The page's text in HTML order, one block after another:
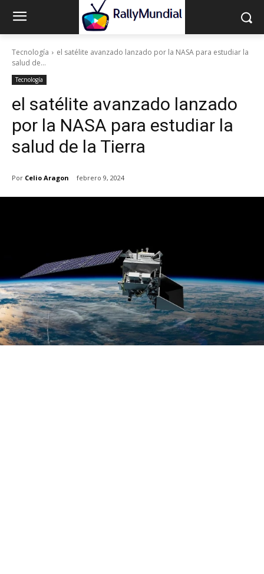
Tecnología
el satélite avanzado lanzado por la NASA para estudiar la
salud de...
Tecnología
el satélite avanzado lanzado
por la NASA para estudiar la
salud de la Tierra
Por Celio Aragon febrero 9, 2024